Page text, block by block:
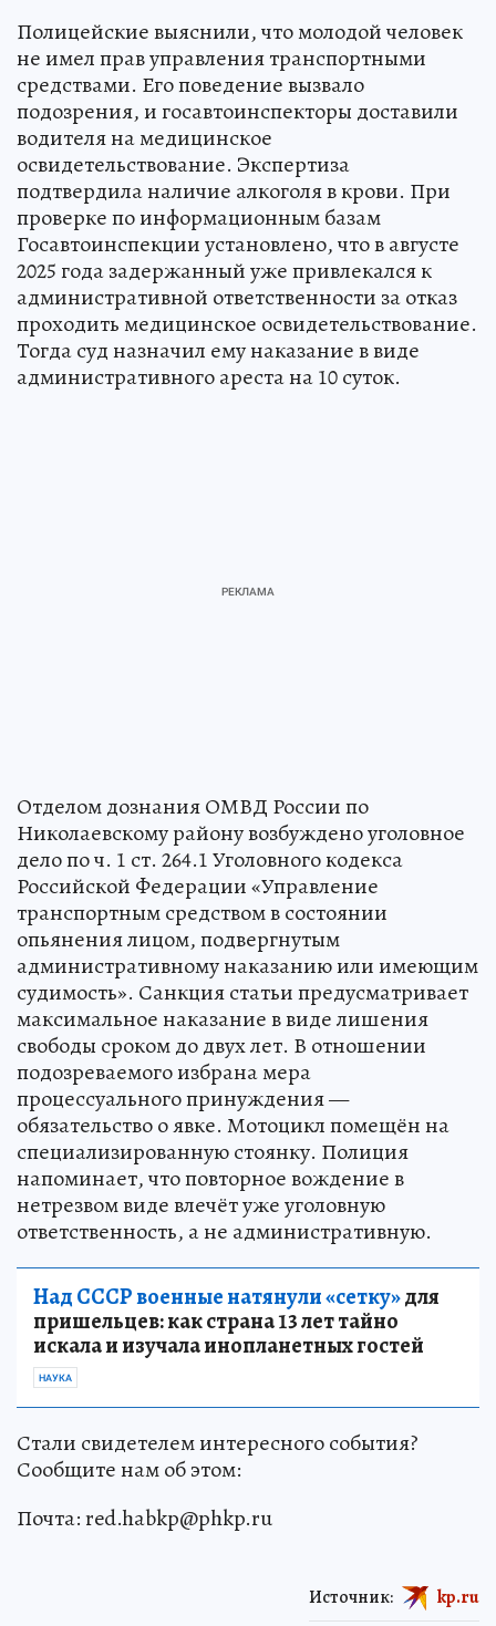
Полицейские выяснили, что молодой человек
не имел прав управления транспортными
средствами. Его поведение вызвало
подозрения, и госавтоинспекторы доставили
водителя на медицинское
освидетельствование. Экспертиза
подтвердила наличие алкоголя в крови. При
проверке по информационным базам
Госавтоинспекции установлено, что в августе
2025 года задержанный уже привлекался к
административной ответственности за отказ
проходить медицинское освидетельствование.
Тогда суд назначил ему наказание в виде
административного ареста на 10 суток.
Отделом дознания ОМВД России по
Николаевскому району возбуждено уголовное
дело по ч. 1 ст. 264.1 Уголовного кодекса
Российской Федерации «Управление
транспортным средством в состоянии
опьянения лицом, подвергнутым
административному наказанию или имеющим
судимость». Санкция статьи предусматривает
максимальное наказание в виде лишения
свободы сроком до двух лет. В отношении
подозреваемого избрана мера
процессуального принуждения —
обязательство о явке. Мотоцикл помещён на
специализированную стоянку. Полиция
напоминает, что повторное вождение в
нетрезвом виде влечёт уже уголовную
ответственность, а не административную.
Над СССР военные натянули «сетку»для
пришельцев: как страна 13 лет тайно
искала и изучала инопланетных гостей
НАУКА
Стали свидетелем интересного события?
Сообщите нам об этом:
Почта: red.habkp@phkp.ru
Источник: kp.ru